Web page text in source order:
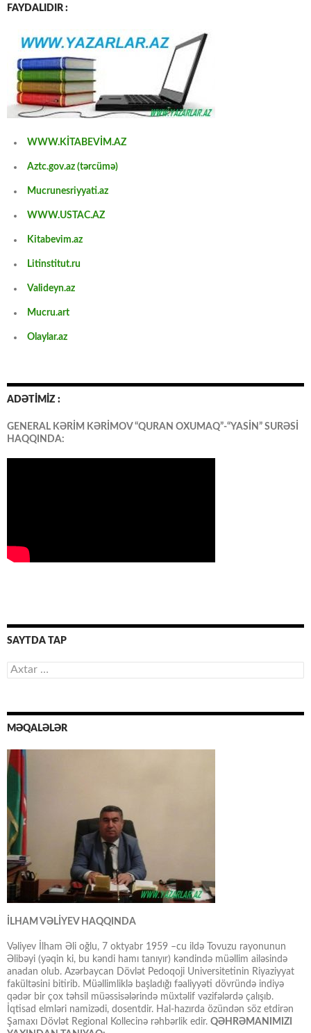
FAYDALIDIR :
WWW.KİTABEVİM.AZ
Aztc.gov.az (tərcümə)
Mucrunesriyyati.az
WWW.USTAC.AZ
Kitabevim.az
Litinstitut.ru
Valideyn.az
Mucru.art
Olaylar.az
ADƏTİMİZ :
GENERAL KƏRİM KƏRİMOV “QURAN OXUMAQ”-“YASİN” SURƏSİ
HAQQINDA:
SAYTDA TAP
Axtarış:
MƏQALƏLƏR
İLHAM VƏLİYEV HAQQINDA
Vəliyev İlham Əli oğlu, 7 oktyabr 1959 –cu ildə Tovuzu rayonunun
Əlibəyi (yəqin ki, bu kəndi hamı tanıyır) kəndində müəllim ailəsində
anadan olub. Azərbaycan Dövlət Pedoqoji Universitetinin Riyaziyyat
fakültəsini bitirib. Müəllimliklə başladığı fəaliyyəti dövründə indiyə
qədər bir çox təhsil müəssisələrində müxtəlif vəzifələrdə çalışıb.
İqtisad elmləri namizədi, dosentdir. Hal-hazırda özündən söz etdirən
Şamaxı Dövlət Regional Kollecinə rəhbərlik edir. QƏHRƏMANIMIZI